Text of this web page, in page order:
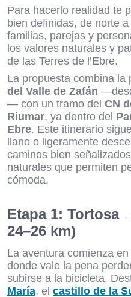
Para hacerlo realidad te
bien definidas, de norte
familias, parejas y
los valores naturales y
de las Terres de l’Ebre.
La propuesta combina la
del Valle de Zafán
— con un tramo del CN
Riumar, ya dentro del
Ebre. Este itinerario
llano o ligeramente
caminos bien
naturales que permiten
cómoda.
Etapa 1: Tortosa
24–26 km)
La aventura comienza en
donde vale la pena
subirse a la bicicleta.
María, el castillo de la